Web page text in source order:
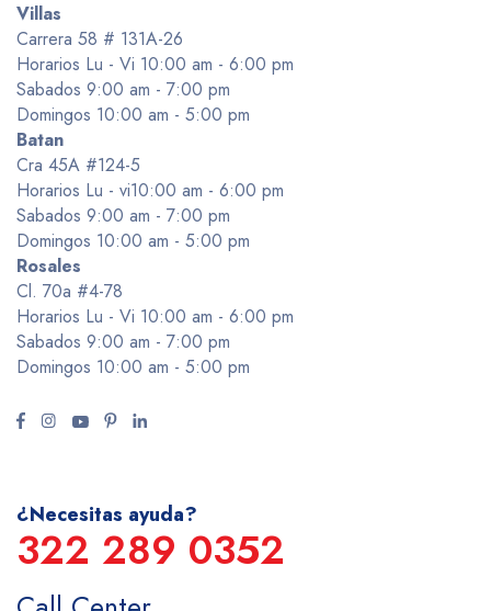
Villas
Carrera 58 # 131A-26
Horarios Lu - Vi 10:00 am - 6:00 pm
Sabados 9:00 am - 7:00 pm
Domingos 10:00 am - 5:00 pm
Batan
Cra 45A #124-5
Horarios Lu - vi10:00 am - 6:00 pm
Sabados 9:00 am - 7:00 pm
Domingos 10:00 am - 5:00 pm
Rosales
Cl. 70a #4-78
Horarios Lu - Vi 10:00 am - 6:00 pm
Sabados 9:00 am - 7:00 pm
Domingos 10:00 am - 5:00 pm
¿Necesitas ayuda?
322 289 0352